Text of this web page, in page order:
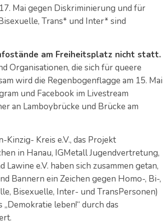
Mai gegen Diskriminierung und für
Trans* und Inter* sind
am Freiheitsplatz nicht statt.
Organisationen, die sich für queere
wird die Regenbogenflagge am 15. Mai
und Facebook im Livestream
an Lamboybrücke und Brücke am
Kinzig- Kreis e.V., das Projekt
in Hanau, IGMetall Jugendvertretung,
e.V. haben sich zusammen getan,
Bannern ein Zeichen gegen Homo-, Bi-,
Bisexuelle, Inter- und TransPersonen)
leben!“ durch das